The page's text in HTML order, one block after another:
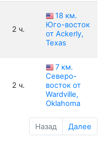
2 ч.
18 км.
Юго-восток
от Ackerly,
Texas
2 ч.
7 км.
Северо-
восток от
Wardville,
Oklahoma
Назад Далее